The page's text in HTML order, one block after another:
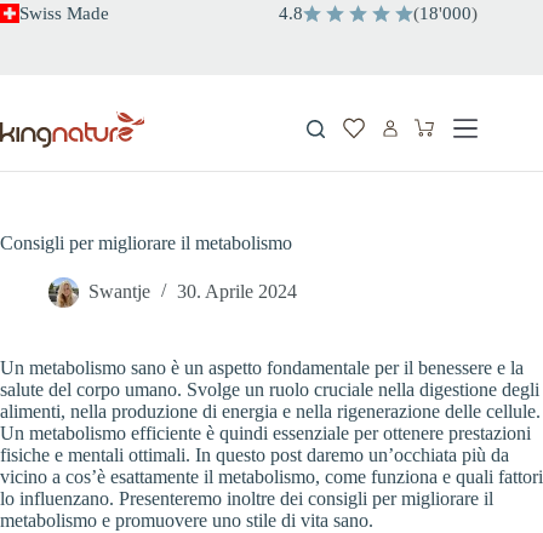
SaltaSwiss Made 4.8 (18'000)
Carrello
Consigli per migliorare il metabolismo
Swantje 30. Aprile 2024
Un metabolismo sano è un aspetto fondamentale per il benessere e la
salute del corpo umano. Svolge un ruolo cruciale nella digestione degli
alimenti, nella produzione di energia e nella rigenerazione delle cellule.
Un metabolismo efficiente è quindi essenziale per ottenere prestazioni
fisiche e mentali ottimali. In questo post daremo un’occhiata più da
vicino a cos’è esattamente il metabolismo, come funziona e quali fattori
lo influenzano. Presenteremo inoltre dei consigli per migliorare il
metabolismo e promuovere uno stile di vita sano.